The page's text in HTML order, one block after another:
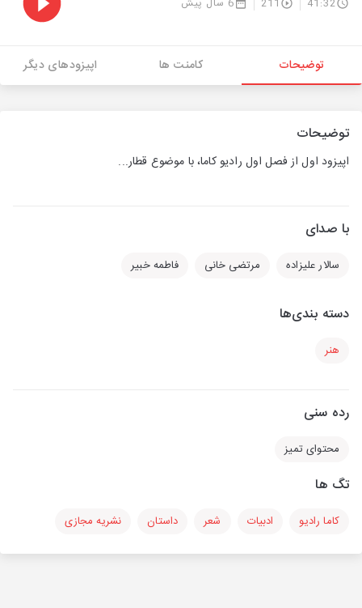
41:32
211 6 سال پیش
توضیحات کامنت ها اپیزودهای دیگر
توضیحات
اپیزود اول از فصل اول رادیو کاما، با موضوع قطار...
با صدای
سالار علیزاده مرتضی خانی فاطمه خبیر
دسته بندی‌ها
هنر
رده سنی
محتوای تمیز
تگ ها
کاما رادیو ادبیات شعر داستان نشریه مجازی